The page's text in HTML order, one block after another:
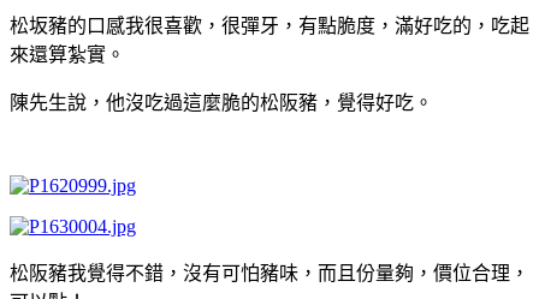
松坂豬的口感我很喜歡，很彈牙，有點脆度，滿好吃的，吃起
來還算紮實。
陳先生說，他沒吃過這麼脆的松阪豬，覺得好吃。
松阪豬我覺得不錯，沒有可怕豬味，而且份量夠，價位合理，